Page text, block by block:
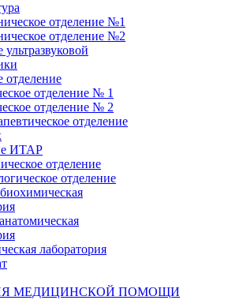
отделение №1
отделение №2
ультразвуковой
отделение № 1
отделение № 2
отделение
ИТАР
отделение
отделение
лаборатория
МЕДИЦИНСКОЙ ПОМОЩИ